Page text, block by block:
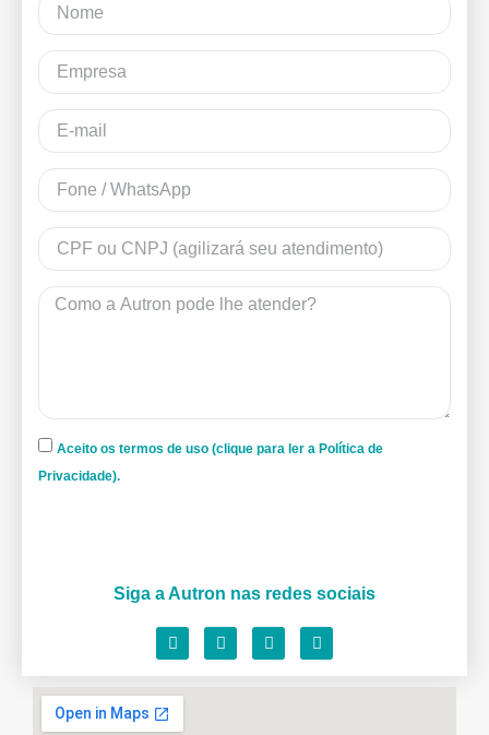
Aceito os termos de uso (clique para ler a Política de
Privacidade).
Siga a Autron nas redes sociais